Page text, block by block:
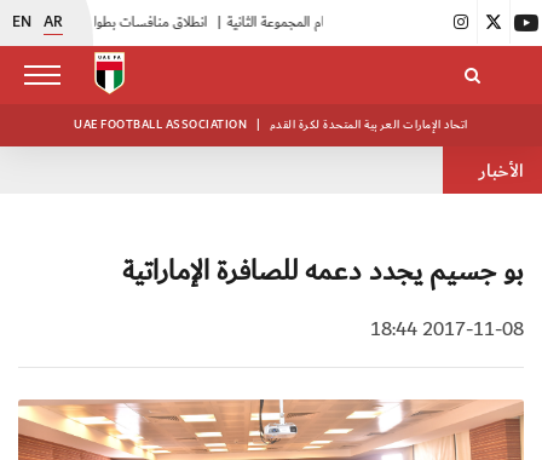
EN AR انطلاق منافسات بطولة النخبة لحرس الرئاسة | |
UAE FOOTBALL ASSOCIATION | اتحاد الإمارات العربية المتحدة لكرة القدم
الأخبار
بو جسيم يجدد دعمه للصافرة الإماراتية
2017-11-08 18:44